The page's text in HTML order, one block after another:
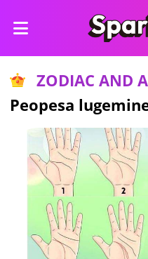
ZODIAC AND
Peopesa